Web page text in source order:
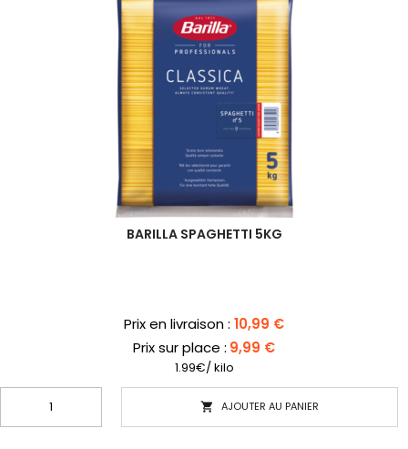
BARILLA SPAGHETTI 5KG
Prix
Prix en livraison : 10,99 €
Prix sur place : 9,99 €
1.99€/ kilo
 AJOUTER AU PANIER